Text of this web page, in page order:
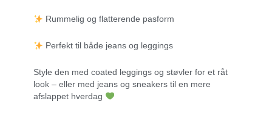
Rummelig og flatterende pasform
Perfekt til både jeans og leggings
Style den med coated leggings og støvler for et råt
look – eller med jeans og sneakers til en mere
afslappet hverdag